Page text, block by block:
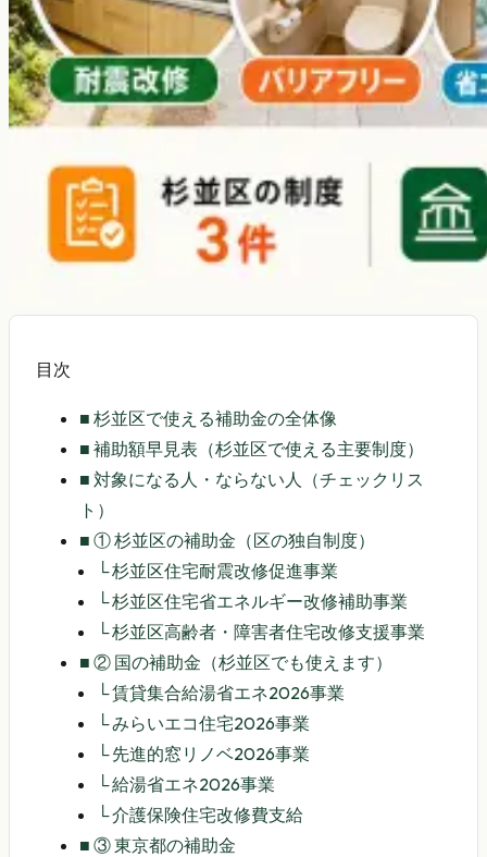
目次
■ 杉並区で使える補助金の全体像
■ 補助額早見表（杉並区で使える主要制度）
■ 対象になる人・ならない人（チェックリス
ト）
■ ① 杉並区の補助金（区の独自制度）
└杉並区住宅耐震改修促進事業
└杉並区住宅省エネルギー改修補助事業
└杉並区高齢者・障害者住宅改修支援事業
■ ② 国の補助金（杉並区でも使えます）
└賃貸集合給湯省エネ2026事業
└みらいエコ住宅2026事業
└先進的窓リノベ2026事業
└給湯省エネ2026事業
└介護保険住宅改修費支給
■ ③ 東京都の補助金